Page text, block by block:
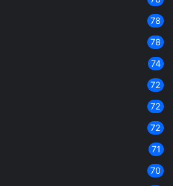
78
78
74
72
72
72
71
70